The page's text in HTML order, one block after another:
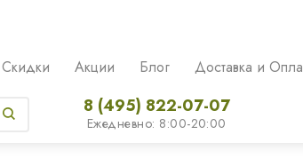
Скидки Акции Блог Доставка и
8 (495) 822-07-07
Ежедневно: 8:00-20:00